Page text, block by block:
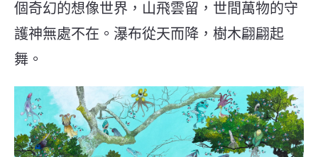
個奇幻的想像世界，山飛雲留，世間萬物的守
護神無處不在。瀑布從天而降，樹木翩翩起
舞。